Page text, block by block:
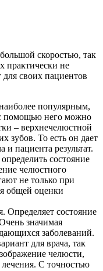
скоростью, так
практически не
своих пациентов
популярным,
с помощью него можно
– верхнечелюстной
зубов. То есть он дает
пациента результат.
состояние
челюстного
не только при
общей оценки
Определяет состояние
значимая
заболеваний.
для врача, так
челюсти,
лечения. С точностью